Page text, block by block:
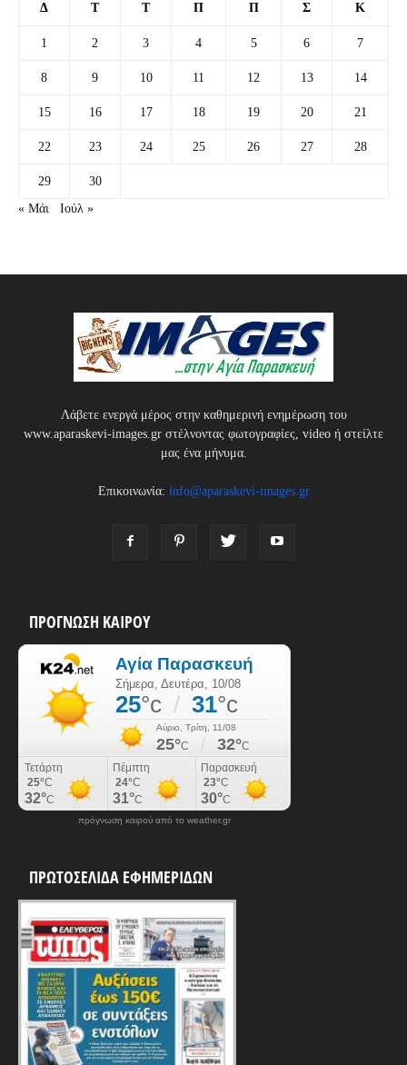
Δ Τ Τ Π Π Σ Κ
1 2 3 4 5 6 7
8 9 10 11 12 13 14
15 16 17 18 19 20 21
22 23 24 25 26 27 28
29
30
« Μάι
Ιούλ »
Λάβετε ενεργά μέρος στην καθημερινή ενημέρωση του
www.aparaskevi-images.gr στέλνοντας φωτογραφίες, video ή στείλτε
μας ένα μήνυμα.
Επικοινωνία: info@aparaskevi-images.gr
ΠΡΟΓΝΩΣΗ ΚΑΙΡΟΥ
πρόγνωση καιρού από το weather.gr
ΠΡΩΤΟΣΕΛΙΔΑ ΕΦΗΜΕΡΙΔΩΝ